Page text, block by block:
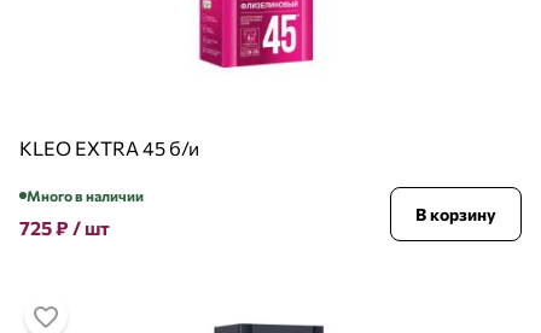
KLEO EXTRA 45 б/и
Много в наличии
725₽ / шт
В корзину